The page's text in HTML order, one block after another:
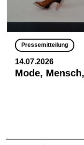
Pressemitteilung
14.07.2026
Mode,